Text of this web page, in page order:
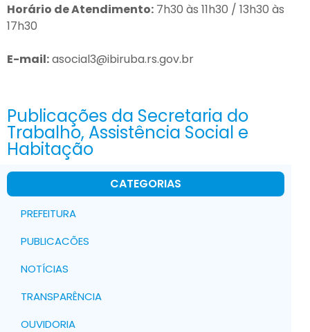
Horário de Atendimento: 7h30 às 11h30 / 13h30 às
17h30
E-mail:asocial3@ibiruba.rs.gov.br
Publicações da Secretaria do
Trabalho, Assistência Social e
Habitação
CATEGORIAS
PREFEITURA
PUBLICACÕES
NOTÍCIAS
TRANSPARÊNCIA
OUVIDORIA